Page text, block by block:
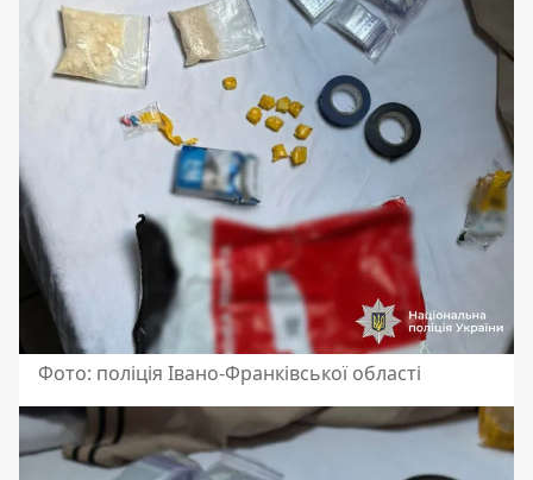
Фото: поліція Івано-Франківської області